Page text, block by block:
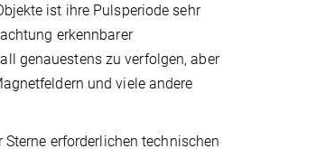
ist ihre Pulsperiode sehr
erkennbarer
genauestens zu verfolgen, aber
und viele andere
erforderlichen technischen